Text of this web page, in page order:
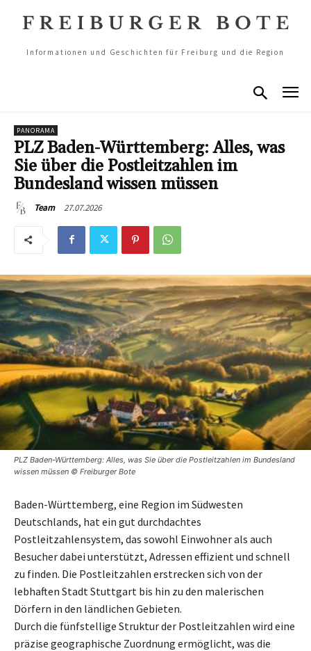
Informationen und Geschichten für Freiburg und die Region
PANORAMA
PLZ Baden-Württemberg: Alles, was
Sie über die Postleitzahlen im
Bundesland wissen müssen
Team 27.07.2026
PLZ Baden-Württemberg: Alles, was Sie über die Postleitzahlen im Bundesland
wissen müssen © Freiburger Bote
Baden-Württemberg, eine Region im Südwesten
Deutschlands, hat ein gut durchdachtes
Postleitzahlensystem, das sowohl Einwohner als auch
Besucher dabei unterstützt, Adressen effizient und schnell
zu finden. Die Postleitzahlen erstrecken sich von der
lebhaften Stadt Stuttgart bis hin zu den malerischen
Dörfern in den ländlichen Gebieten.
Durch die fünfstellige Struktur der Postleitzahlen wird eine
präzise geographische Zuordnung ermöglicht, was die